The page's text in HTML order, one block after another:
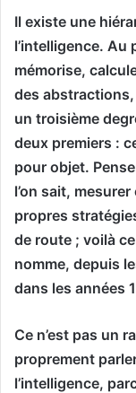
Il existe une
l’intelligence. Au
mémorise,
des
un troisième
deux premiers :
pour objet.
l’on sait,
propres
de route ; voilà
nomme, depuis
dans les années
Ce n’est pas un
proprement
l’intelligence,